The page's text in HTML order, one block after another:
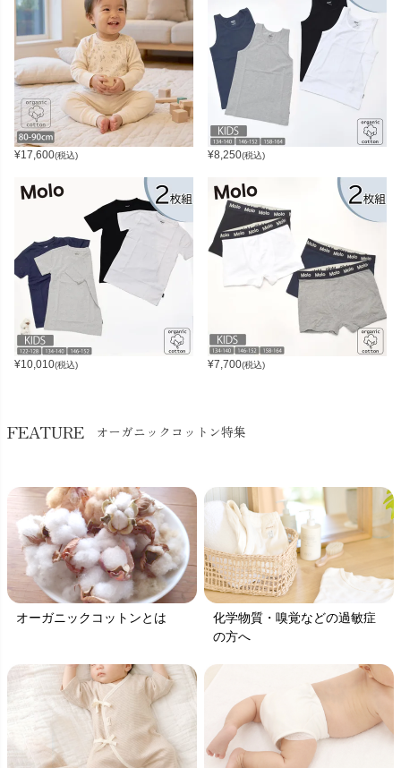
¥17,600(税込) ¥8,250(税込)
¥10,010(税込) ¥7,700(税込)
FEATURE オーガニックコットン特集
オーガニックコットンとは
化学物質・嗅覚などの過敏症
の方へ